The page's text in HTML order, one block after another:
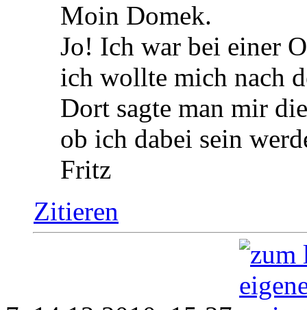
Moin Domek.
Jo! Ich war bei einer
ich wollte mich nach
Dort sagte man mir
ob ich dabei sein
Fritz
Zitieren